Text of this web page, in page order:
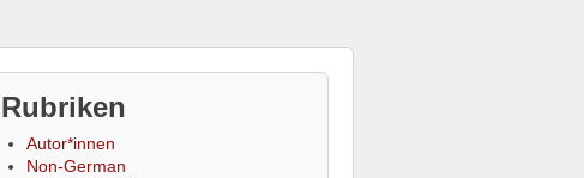
Rubriken
Autor*innen
Non-German